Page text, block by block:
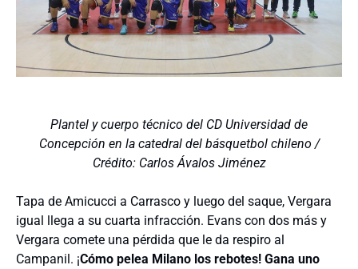
Plantel y cuerpo técnico del CD Universidad de
Concepción en la catedral del básquetbol chileno /
Crédito: Carlos Ávalos Jiménez
Tapa de Amicucci a Carrasco y luego del saque, Vergara
igual llega a su cuarta infracción. Evans con dos más y
Vergara comete una pérdida que le da respiro al
Campanil. ¡Cómo pelea Milano los rebotes! Gana uno